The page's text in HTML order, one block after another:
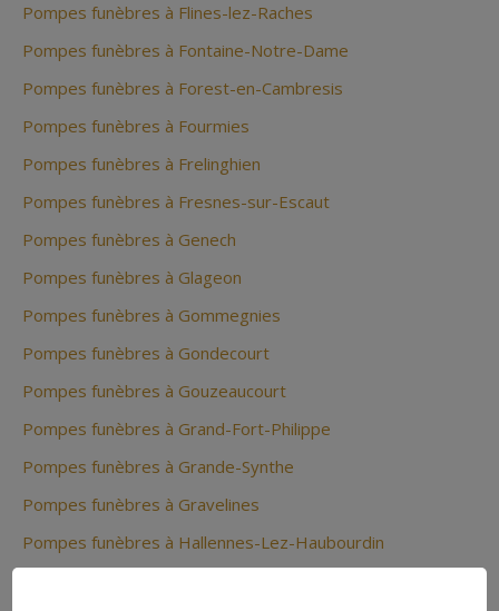
Pompes funèbres à Flines-lez-Raches
Pompes funèbres à Fontaine-Notre-Dame
Pompes funèbres à Forest-en-Cambresis
Pompes funèbres à Fourmies
Pompes funèbres à Frelinghien
Pompes funèbres à Fresnes-sur-Escaut
Pompes funèbres à Genech
Pompes funèbres à Glageon
Pompes funèbres à Gommegnies
Pompes funèbres à Gondecourt
Pompes funèbres à Gouzeaucourt
Pompes funèbres à Grand-Fort-Philippe
Pompes funèbres à Grande-Synthe
Pompes funèbres à Gravelines
Pompes funèbres à Hallennes-Lez-Haubourdin